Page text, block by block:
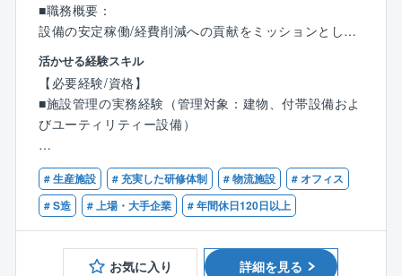
業・漁業の中に関わる多くの設備工事など幅広い分野
を通じて、
社会に貢献すべく日々邁進しております。企業理念と
して「顧客満足度」「環境保護」「思いやり」「正確
敏速」「技術向上」を掲げ、仕事に対する目的意識を
持って取り組みます。
■職務概要：
設備の安定稼働/経費削減への貢献をミッションとし、
生産設備を有する工場等の、生産ユーティリティの適
切な運転、
維持管理を通じ、安定稼働、コスト削減、省エネルギ
ーを支援しています。
■施設管理の特徴（プラント管理）：
同社の施設管理事業において、技術的な優位性を有し
ている領域は、
半導体工場やデータセンター等、高度かつ重装備な施
設の運用です。
長年にわたり、NECグループのインフラ施設を支えて
活かせる経験スキル
【必要経験/資格】
■施設管理の実務経験（管理対象：建物、付帯設備およ
びユーティリティー設備）
【歓迎資格】
■第三種電気主任技術者
■建築物環境衛生管理技術者
■エネルギー管理士
■危険物取扱者乙種4類
# 生産施設 # 充実した研修体制 # 物流施設
# オフィス
# S造
# 上場・大手企業 # 年間休日120日以上
お気に入り 詳細を見る